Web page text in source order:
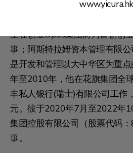
实体进行第1及9类受规管活动
理、企业管理及企业财务方面
生在创立Opus集团前为首创创
事；阿斯特拉姆资本管理有限
是开发和管理以大中华区为重
年至2010年，他在花旗集团全
丰私人银行(瑞士)有限公司工作
元。彼于2020年7月至2022年
集团控股有限公司（股票代码
事。